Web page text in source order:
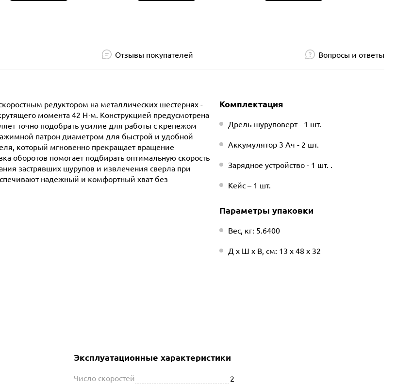
Отзывы покупателей Вопросы и ответы
редуктором на металлических шестернях -
момента 42 Н·м. Конструкцией предусмотрена
точно подобрать усилие для работы с крепежом
патрон диаметром для быстрой и удобной
который мгновенно прекращает вращение
оборотов помогает подбирать оптимальную скорость
застрявших шурупов и извлечения сверла при
надежный и комфортный хват без
Комплектация
Дрель-шуруповерт - 1 шт.
Аккумулятор 3 Ач - 2 шт.
Зарядное устройство - 1 шт. .
Кейс – 1 шт.
Параметры упаковки
Вес, кг: 5.6400
Д х Ш х В, см: 13 х 48 х 32
Эксплуатационные характеристики
Число скоростей 2